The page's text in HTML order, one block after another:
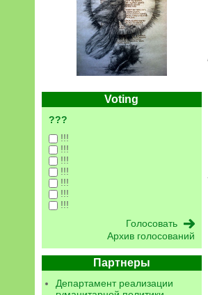
Voting
???
!!!
!!!
!!!
!!!
!!!
!!!
!!!
Архив голосований
Партнеры
Департамент реализации